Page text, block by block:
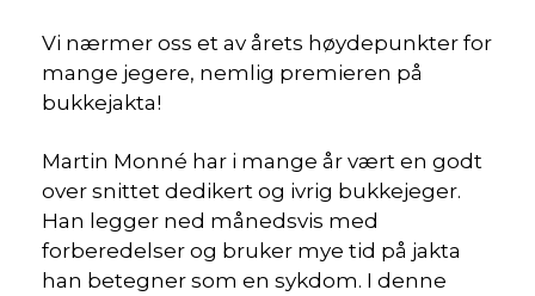
Vi nærmer oss et av årets høydepunkter for
mange jegere, nemlig premieren på
bukkejakta!
Martin Monné har i mange år vært en godt
over snittet dedikert og ivrig bukkejeger.
Han legger ned månedsvis med
forberedelser og bruker mye tid på jakta
han betegner som en sykdom. I denne